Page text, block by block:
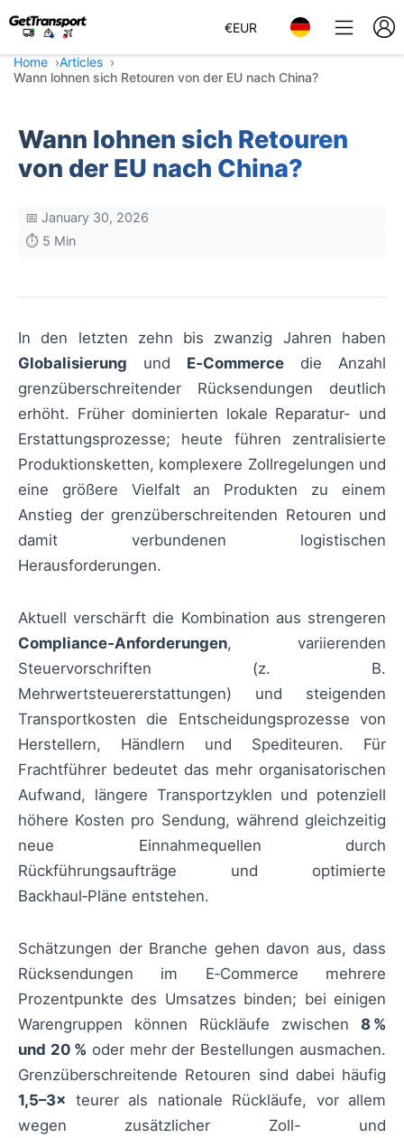
€EUR
Home
Articles
Wann lohnen sich Retouren von der EU nach China?
Wann lohnen sich Retouren
von der EU nach China?
📅 January 30, 2026
⏱️ 5 Min
In den letzten zehn bis zwanzig Jahren haben
Globalisierung und E‑Commerce die Anzahl
grenzüberschreitender Rücksendungen deutlich
erhöht. Früher dominierten lokale Reparatur- und
Erstattungsprozesse; heute führen zentralisierte
Produktionsketten, komplexere Zollregelungen und
eine größere Vielfalt an Produkten zu einem
Anstieg der grenzüberschreitenden Retouren und
damit verbundenen logistischen
Herausforderungen.
Aktuell verschärft die Kombination aus strengeren
Compliance‑Anforderungen, variierenden
Steuervorschriften (z. B.
Mehrwertsteuererstattungen) und steigenden
Transportkosten die Entscheidungsprozesse von
Herstellern, Händlern und Spediteuren. Für
Frachtführer bedeutet das mehr organisatorischen
Aufwand, längere Transportzyklen und potenziell
höhere Kosten pro Sendung, während gleichzeitig
neue Einnahmequellen durch
Rückführungsaufträge und optimierte
Backhaul‑Pläne entstehen.
Schätzungen der Branche gehen davon aus, dass
Rücksendungen im E‑Commerce mehrere
Prozentpunkte des Umsatzes binden; bei einigen
Warengruppen können Rückläufe zwischen 8 %
und 20 % oder mehr der Bestellungen ausmachen.
Grenzüberschreitende Retouren sind dabei häufig
1,5–3× teurer als nationale Rückläufe, vor allem
wegen zusätzlicher Zoll- und